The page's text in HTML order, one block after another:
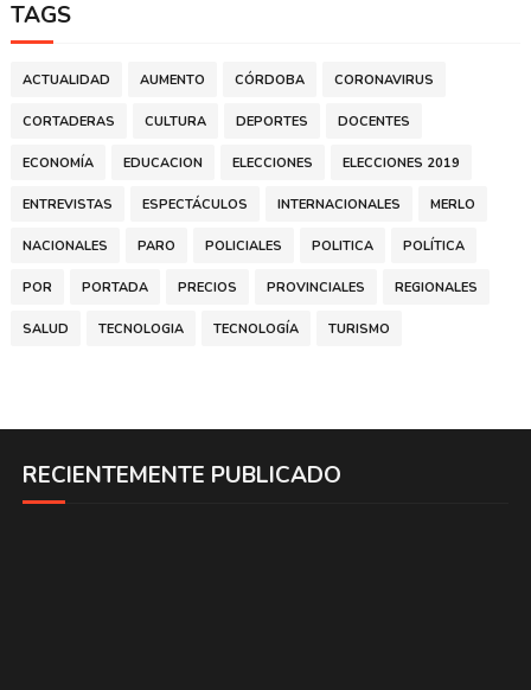
TAGS
ACTUALIDAD AUMENTO CÓRDOBA CORONAVIRUS
CORTADERAS CULTURA DEPORTES DOCENTES
ECONOMÍA EDUCACION ELECCIONES ELECCIONES 2019
ENTREVISTAS ESPECTÁCULOS INTERNACIONALES MERLO
NACIONALES PARO POLICIALES POLITICA POLÍTICA
POR PORTADA PRECIOS PROVINCIALES REGIONALES
SALUD TECNOLOGIA TECNOLOGÍA TURISMO
RECIENTEMENTE PUBLICADO